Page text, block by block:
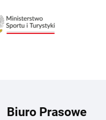
Biuro Prasowe